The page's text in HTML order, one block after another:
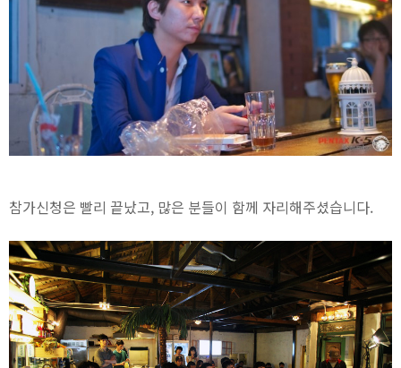
참가신청은 빨리 끝났고, 많은 분들이 함께 자리해주셨습니다.